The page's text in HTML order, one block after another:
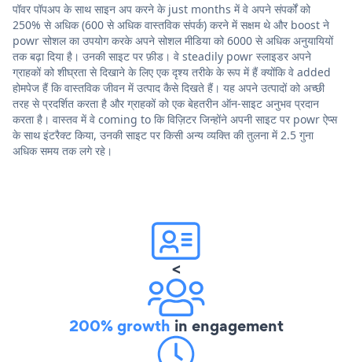
पॉवर पॉपअप के साथ साइन अप करने के just months में वे अपने संपर्कों को
250% से अधिक (600 से अधिक वास्तविक संपर्क) करने में सक्षम थे और boost ने
powr सोशल का उपयोग करके अपने सोशल मीडिया को 6000 से अधिक अनुयायियों
तक बढ़ा दिया है। उनकी साइट पर फ़ीड। वे steadily powr स्लाइडर अपने
ग्राहकों को शीघ्रता से दिखाने के लिए एक दृश्य तरीके के रूप में हैं क्योंकि वे added
होमपेज हैं कि वास्तविक जीवन में उत्पाद कैसे दिखते हैं। यह अपने उत्पादों को अच्छी
तरह से प्रदर्शित करता है और ग्राहकों को एक बेहतरीन ऑन-साइट अनुभव प्रदान
करता है। वास्तव में वे coming to कि विज़िटर जिन्होंने अपनी साइट पर powr ऐप्स
के साथ इंटरैक्ट किया, उनकी साइट पर किसी अन्य व्यक्ति की तुलना में 2.5 गुना
अधिक समय तक लगे रहे।
<
200% growth in engagement